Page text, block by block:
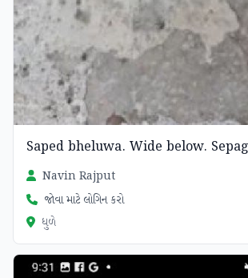
Saped bheluwa. Wide below.
Navin Rajput
જોવા માટે લોગિન કરો
ધુળે